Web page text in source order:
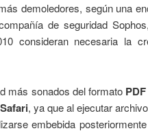
demoledores, según una
de seguridad Sophos,
consideran necesaria la
más sonados del formato PDF
, ya que al ejecutar
embebida posteriormente